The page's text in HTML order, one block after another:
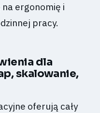
ergonomię i
pracy.
dla
skalowanie,
oferują cały